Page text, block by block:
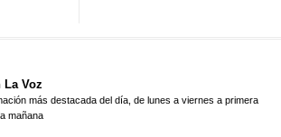
La Voz
más destacada del día, de lunes a viernes a primera
mañana